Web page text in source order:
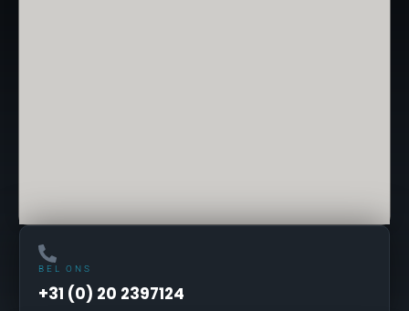
BEL ONS
+31 (0) 20 2397124